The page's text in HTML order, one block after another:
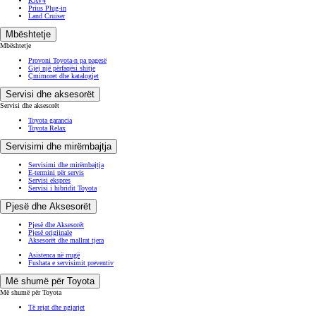
Prius Plug-in
Land Cruiser
Mbështetje
Mbështetje
Provoni Toyota-n pa pagesë
Gjej një përfaqësi shitje
Çmimoret dhe katalogjet
Servisi dhe aksesorët
Servisi dhe aksesorët
Toyota garancia
Toyota Relax
Servisimi dhe mirëmbajtja
Servisimi dhe mirëmbajtja
E-termini për servis
Servisi ekspres
Servisi i hibridit Toyota
Pjesë dhe Aksesorët
Pjesë dhe Aksesorët
Pjesë origjinale
Aksesorët dhe mallrat tjera
Asistenca në rrugë
Fushata e servisimit preventiv
Më shumë për Toyota
Më shumë për Toyota
Të rejat dhe ngjarjet